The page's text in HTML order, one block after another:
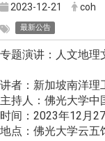
2023-12-21 coh
最新公告
专题演讲：人文地理
讲者：新加坡南洋理
主持人：佛光大学中
时间：2023年12月
地点：佛光大学云五